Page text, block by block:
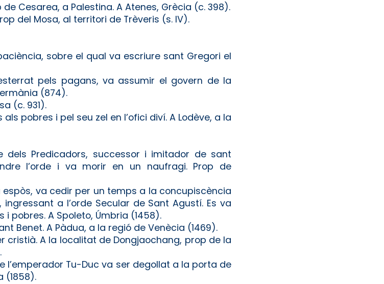
de Cesarea, a Palestina. A Atenes, Grècia (c. 398).
del Mosa, al territori de Trèveris (s. IV).
sobre el qual va escriure sant Gregori el
pels pagans, va assumir el govern de la
(874).
(c. 931).
pobres i pel seu zel en l’ofici diví. A Lodève, a la
dels Predicadors, successor i imitador de sant
l’orde i va morir en un naufragi. Prop de
espòs, va cedir per un temps a la concupiscència
, ingressant a l’orde Secular de Sant Agustí. Es va
pobres. A Spoleto, Úmbria (1458).
Benet. A Pàdua, a la regió de Venècia (1469).
cristià. A la localitat de Dongjaochang, prop de la
l’emperador Tu-Duc va ser degollat a la porta de
(1858).